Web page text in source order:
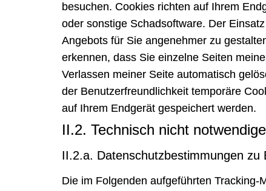
besuchen. Cookies richten auf Ihrem
oder sonstige Schadsoftware. Der
Angebots für Sie angenehmer zu
erkennen, dass Sie einzelne Seiten
Verlassen meiner Seite automatisch
der Benutzerfreundlichkeit temporäre
auf Ihrem Endgerät gespeichert werden.
II.2. Technisch nicht
II.2.a. Datenschutzbestimmungen zu
Die im Folgenden aufgeführten